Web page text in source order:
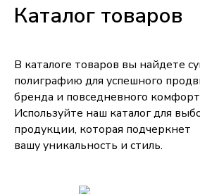
Каталог товаров
В каталоге товаров вы найдете
полиграфию для успешного
бренда и повседневного
Используйте наш каталог для
продукции, которая подчеркнет
вашу уникальность и стиль.